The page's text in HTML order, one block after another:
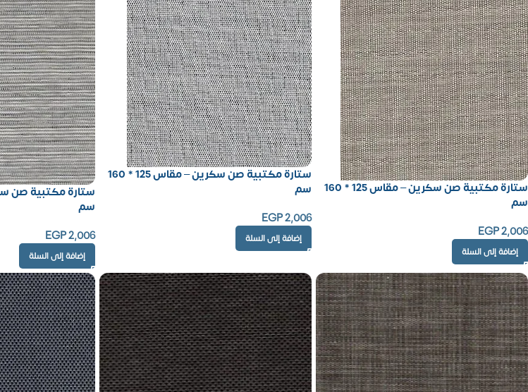
ستارة مكتبية صن سكرين – مقاس 125 * 160
سم
EGP2,006
إضافة إلى السلة
ستارة مكتبية صن سكرين – مقاس 125 * 160
سم
EGP2,006
إضافة إلى السلة
سم
EGP2,006
إضافة إلى السلة